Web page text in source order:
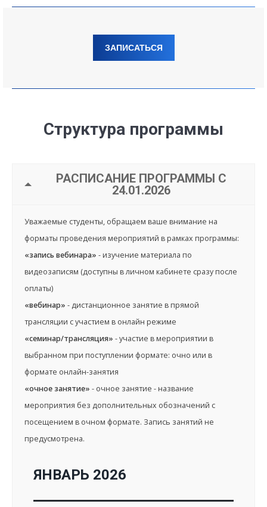
ЗАПИСАТЬСЯ
Структура программы
РАСПИСАНИЕ ПРОГРАММЫ С
24.01.2026
Уважаемые студенты, обращаем ваше внимание на
форматы проведения мероприятий в рамках программы:
«запись вебинара» - изучение материала по
видеозаписям (доступны в личном кабинете сразу после
оплаты)
«вебинар» - дистанционное занятие в прямой
трансляции с участием в онлайн режиме
«семинар/трансляция» - участие в мероприятии в
выбранном при поступлении формате: очно или в
формате онлайн-занятия
«очное занятие» - очное занятие - название
мероприятия без дополнительных обозначений с
посещением в очном формате. Запись занятий не
предусмотрена.
ЯНВАРЬ 2026